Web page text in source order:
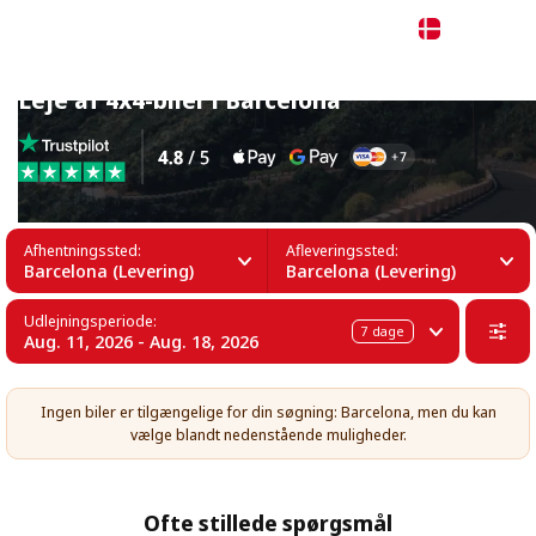
Leje af 4x4-biler i Barcelona
Afhentningssted:
Barcelona (Levering)
Afleveringssted:
Barcelona (Levering)
Udlejningsperiode:
Aug. 11, 2026 - Aug. 18, 2026 7 dage
Ingen biler er tilgængelige for din søgning: Barcelona, men du kan
vælge blandt nedenstående muligheder.
Ofte stillede spørgsmål